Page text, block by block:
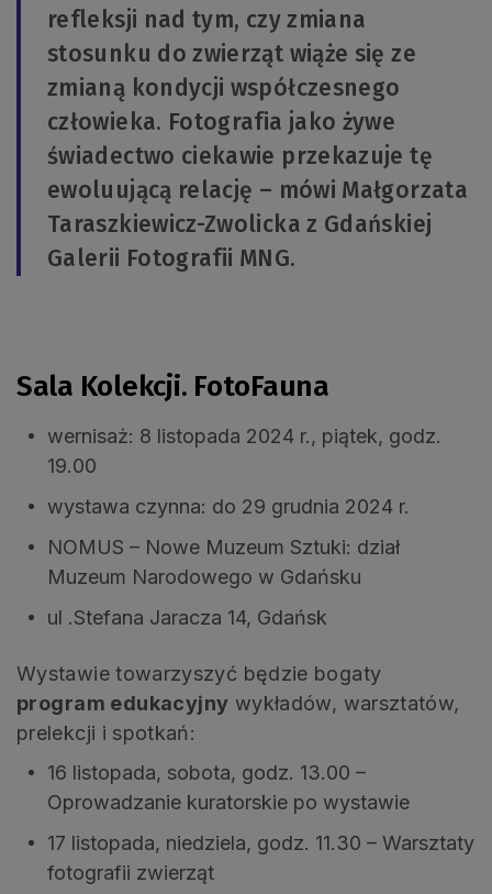
refleksji nad tym, czy zmiana
stosunku do zwierząt wiąże się ze
zmianą kondycji współczesnego
człowieka. Fotografia jako żywe
świadectwo ciekawie przekazuje tę
ewoluującą relację – mówi Małgorzata
Taraszkiewicz-Zwolicka z Gdańskiej
Galerii Fotografii MNG.
Sala Kolekcji. FotoFauna
wernisaż: 8 listopada 2024 r., piątek, godz.
19.00
wystawa czynna: do 29 grudnia 2024 r.
NOMUS – Nowe Muzeum Sztuki: dział
Muzeum Narodowego w Gdańsku
ul .Stefana Jaracza 14, Gdańsk
Wystawie towarzyszyć będzie bogaty
program edukacyjny wykładów, warsztatów,
prelekcji i spotkań:
16 listopada, sobota, godz. 13.00 –
Oprowadzanie kuratorskie po wystawie
17 listopada, niedziela, godz. 11.30 – Warsztaty
fotografii zwierząt